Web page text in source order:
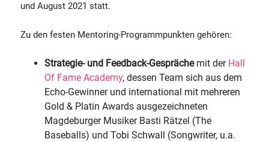
und August 2021 statt.
Zu den festen Mentoring-Programmpunkten gehören:
Strategie- und Feedback-Gesprächemit der Hall
Of Fame Academy, dessen Team sich aus dem
Echo-Gewinner und international mit mehreren
Gold & Platin Awards ausgezeichneten
Magdeburger Musiker Basti Rätzel (The
Baseballs) und Tobi Schwall (Songwriter, u.a.